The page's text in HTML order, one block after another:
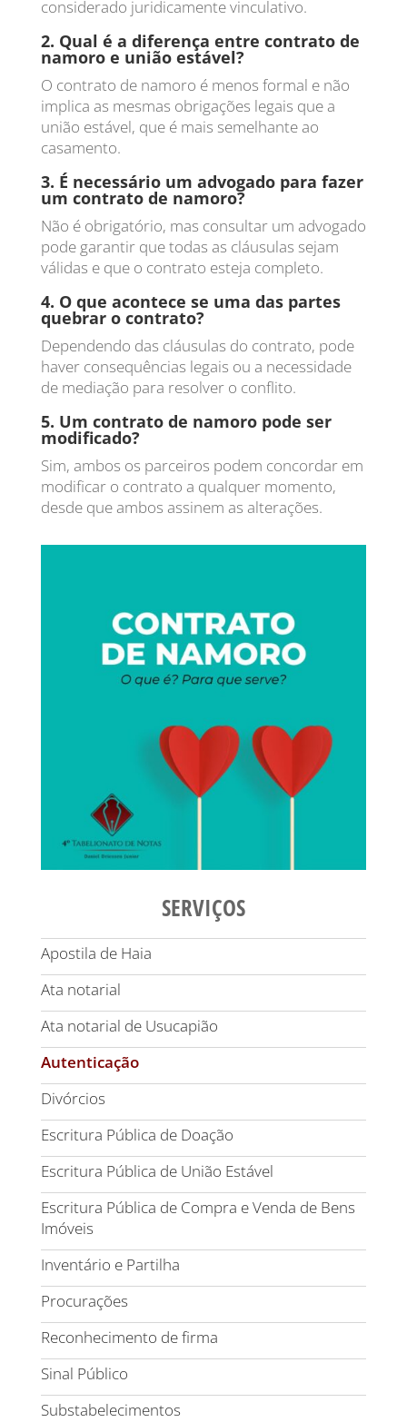
considerado juridicamente vinculativo.
2. Qual é a diferença entre contrato de
namoro e união estável?
O contrato de namoro é menos formal e não
implica as mesmas obrigações legais que a
união estável, que é mais semelhante ao
casamento.
3. É necessário um advogado para fazer
um contrato de namoro?
Não é obrigatório, mas consultar um advogado
pode garantir que todas as cláusulas sejam
válidas e que o contrato esteja completo.
4. O que acontece se uma das partes
quebrar o contrato?
Dependendo das cláusulas do contrato, pode
haver consequências legais ou a necessidade
de mediação para resolver o conflito.
5. Um contrato de namoro pode ser
modificado?
Sim, ambos os parceiros podem concordar em
modificar o contrato a qualquer momento,
desde que ambos assinem as alterações.
SERVIÇOS
Apostila de Haia
Ata notarial
Ata notarial de Usucapião
Autenticação
Divórcios
Escritura Pública de Doação
Escritura Pública de União Estável
Escritura Pública de Compra e Venda de Bens
Imóveis
Inventário e Partilha
Procurações
Reconhecimento de firma
Sinal Público
Substabelecimentos